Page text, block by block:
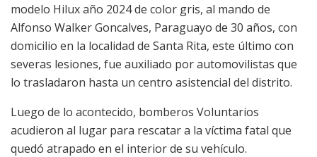
modelo Hilux año 2024 de color gris, al mando de
Alfonso Walker Goncalves, Paraguayo de 30 años, con
domicilio en la localidad de Santa Rita, este último con
severas lesiones, fue auxiliado por automovilistas que
lo trasladaron hasta un centro asistencial del distrito.
Luego de lo acontecido, bomberos Voluntarios
acudieron al lugar para rescatar a la víctima fatal que
quedó atrapado en el interior de su vehículo.